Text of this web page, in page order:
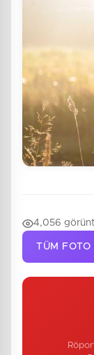
4,056
TÜM FOTO